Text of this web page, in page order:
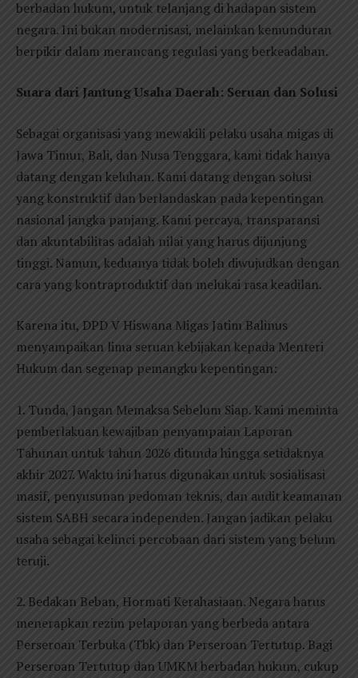
berbadan hukum, untuk telanjang di hadapan sistem
negara. Ini bukan modernisasi, melainkan kemunduran
berpikir dalam merancang regulasi yang berkeadaban.
Suara dari Jantung Usaha Daerah: Seruan dan Solusi
Sebagai organisasi yang mewakili pelaku usaha migas di
Jawa Timur, Bali, dan Nusa Tenggara, kami tidak hanya
datang dengan keluhan. Kami datang dengan solusi
yang konstruktif dan berlandaskan pada kepentingan
nasional jangka panjang. Kami percaya, transparansi
dan akuntabilitas adalah nilai yang harus dijunjung
tinggi. Namun, keduanya tidak boleh diwujudkan dengan
cara yang kontraproduktif dan melukai rasa keadilan.
Karena itu, DPD V Hiswana Migas Jatim Balinus
menyampaikan lima seruan kebijakan kepada Menteri
Hukum dan segenap pemangku kepentingan:
1. Tunda, Jangan Memaksa Sebelum Siap. Kami meminta
pemberlakuan kewajiban penyampaian Laporan
Tahunan untuk tahun 2026 ditunda hingga setidaknya
akhir 2027. Waktu ini harus digunakan untuk sosialisasi
masif, penyusunan pedoman teknis, dan audit keamanan
sistem SABH secara independen. Jangan jadikan pelaku
usaha sebagai kelinci percobaan dari sistem yang belum
teruji.
2. Bedakan Beban, Hormati Kerahasiaan. Negara harus
menerapkan rezim pelaporan yang berbeda antara
Perseroan Terbuka (Tbk) dan Perseroan Tertutup. Bagi
Perseroan Tertutup dan UMKM berbadan hukum, cukup